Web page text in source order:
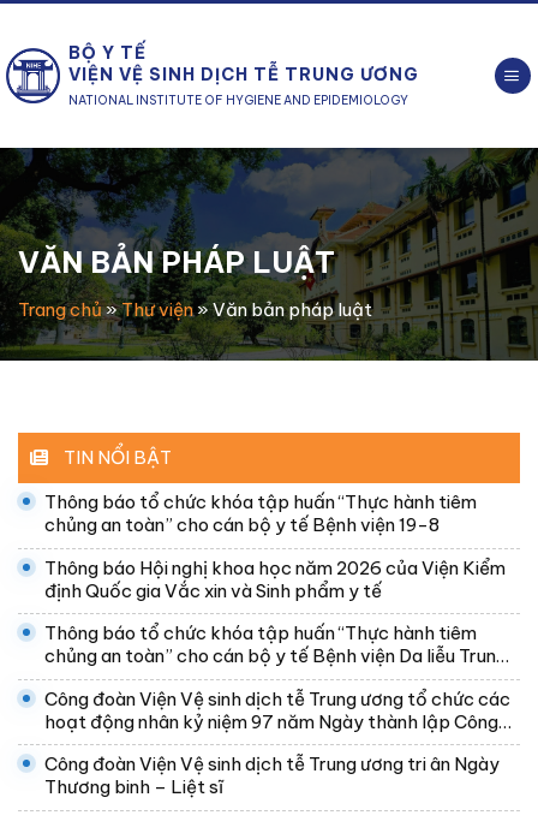
nội
dung
BỘ Y TẾ
VIỆN VỆ SINH DỊCH TỄ TRUNG ƯƠNG
NATIONAL INSTITUTE OF HYGIENE AND EPIDEMIOLOGY
VĂN BẢN PHÁP LUẬT
Trang chủ»Thư viện»Văn bản pháp luật
TIN NỔI BẬT
Thông báo tổ chức khóa tập huấn “Thực hành tiêm
chủng an toàn” cho cán bộ y tế Bệnh viện 19-8
Thông báo Hội nghị khoa học năm 2026 của Viện Kiểm
định Quốc gia Vắc xin và Sinh phẩm y tế
Thông báo tổ chức khóa tập huấn “Thực hành tiêm
chủng an toàn” cho cán bộ y tế Bệnh viện Da liễu Trung
ương
Công đoàn Viện Vệ sinh dịch tễ Trung ương tổ chức các
hoạt động nhân kỷ niệm 97 năm Ngày thành lập Công
đoàn Việt Nam
Công đoàn Viện Vệ sinh dịch tễ Trung ương tri ân Ngày
Thương binh – Liệt sĩ